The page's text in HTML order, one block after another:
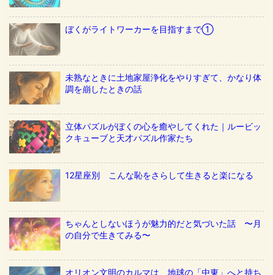
ぼくがライトワーカーを目指すまで①
未熟なときに土地家屋浄化をやりすぎて、かなり体
調を崩したときの話
立体パズルがぼくの心を癒やしてくれた｜ルービッ
クキューブと天才パズル作家たち
12星座別 こんな恥をさらして生きると楽になる
ちゃんとしないほうが魅力的だと気づいた話 〜月
の自分で生きてみる〜
オリオン文明のカルマは、地球の「中東」へと持ち